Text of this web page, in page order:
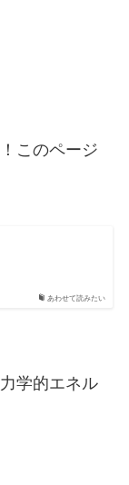
このページ
あわせて読みたい
学的エネル